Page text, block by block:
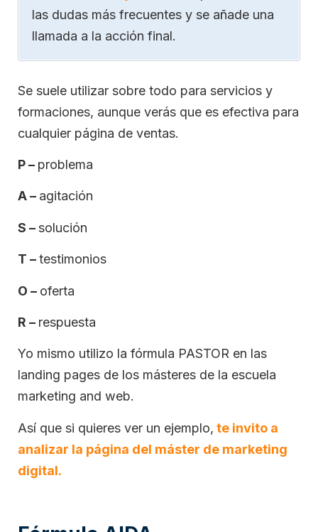
las dudas más frecuentes y se añade una
llamada a la acción final.
Se suele utilizar sobre todo para servicios y
formaciones, aunque verás que es efectiva para
cualquier página de ventas.
P – problema
A – agitación
S –solución
T –testimonios
O – oferta
R – respuesta
Yo mismo utilizo la fórmula PASTOR en las
landing pages de los másteres de la escuela
marketing and web.
Así que si quieres ver un ejemplo, te invito a
analizar la página del máster de marketing
digital.